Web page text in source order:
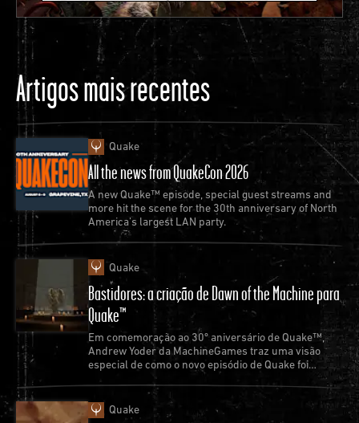
Artigos mais recentes
Quake
All the news from QuakeCon 2026
A new Quake™ episode, special guest streams and
more hit the scene for the 30th anniversary of North
America’s largest LAN party.
Quake
Bastidores: a criação de Dawn of the Machine para
Quake™
Em comemoração ao 30º aniversário de Quake™,
Andrew Yoder da MachineGames traz uma visão
especial de como o novo episódio de Quake foi
Quake